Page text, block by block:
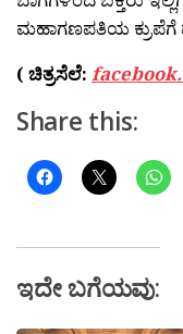
ಮಹಾಗಣಪತಿಯ ಕ್ರುಪೆಗೆ
( ಚಿತ್ರಸೆಲೆ:
Share this:
ಇದೇ ಬಗೆಯವು: